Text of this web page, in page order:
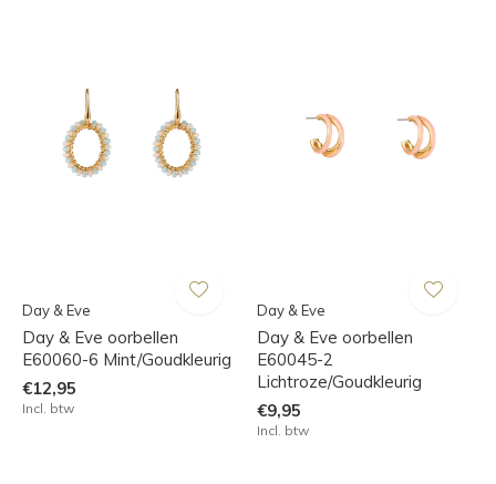
Day & Eve
Day & Eve oorbellen
E60060-6 Mint/Goudkleurig
€12,95
Incl. btw
Day & Eve
Day & Eve oorbellen
E60045-2
Lichtroze/Goudkleurig
€9,95
Incl. btw